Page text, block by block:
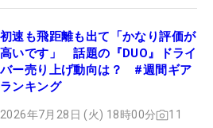
初速も飛距離も出て「かなり評価が
高いです」 話題の『DUO』ドライ
バー売り上げ動向は？ #週間ギア
ランキング
2026年7月28日 (火) 18時00分 11